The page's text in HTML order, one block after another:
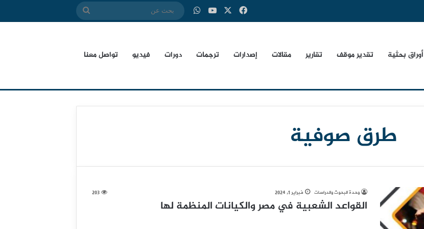
فيسبوك ‫YouTubeواتساب بحث
أوراق بحثية تقدير موقف تقارير مقالات إصدارات ترجمات دورات فيديو تواصل معنا
طرق صوفية
وحدة البحوث والدراسات فبراير 1, 2024 203
القواعد الشعبية في مصر والكيانات المنظمة لها